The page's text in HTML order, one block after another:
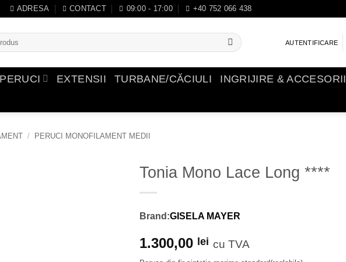
ADRESA CONTACT 09:00 - 17:00 +40 752 066 438
AUTENTIFICARE
PERUCI EXTENSII TURBANE/CĂCIULI INGRIJIRE & ACCESORII
/ PERUCI MONOFILAMENT MEDII
Tonia Mono Lace Long ****
Brand:GISELA MAYER
1.300,00 lei cu TVA